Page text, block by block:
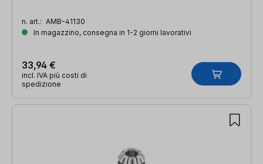
n. art.: AMB-41130
In magazzino, consegna in 1-2 giorni lavorativi
33,94 €
incl. IVA più costi di
spedizione